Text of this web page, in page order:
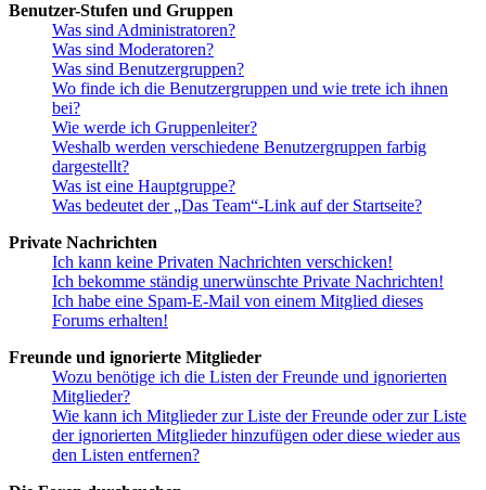
Benutzer-Stufen und Gruppen
Was sind Administratoren?
Was sind Moderatoren?
Was sind Benutzergruppen?
Wo finde ich die Benutzergruppen und wie trete ich ihnen
bei?
Wie werde ich Gruppenleiter?
Weshalb werden verschiedene Benutzergruppen farbig
dargestellt?
Was ist eine Hauptgruppe?
Was bedeutet der „Das Team“-Link auf der Startseite?
Private Nachrichten
Ich kann keine Privaten Nachrichten verschicken!
Ich bekomme ständig unerwünschte Private Nachrichten!
Ich habe eine Spam-E-Mail von einem Mitglied dieses
Forums erhalten!
Freunde und ignorierte Mitglieder
Wozu benötige ich die Listen der Freunde und ignorierten
Mitglieder?
Wie kann ich Mitglieder zur Liste der Freunde oder zur Liste
der ignorierten Mitglieder hinzufügen oder diese wieder aus
den Listen entfernen?